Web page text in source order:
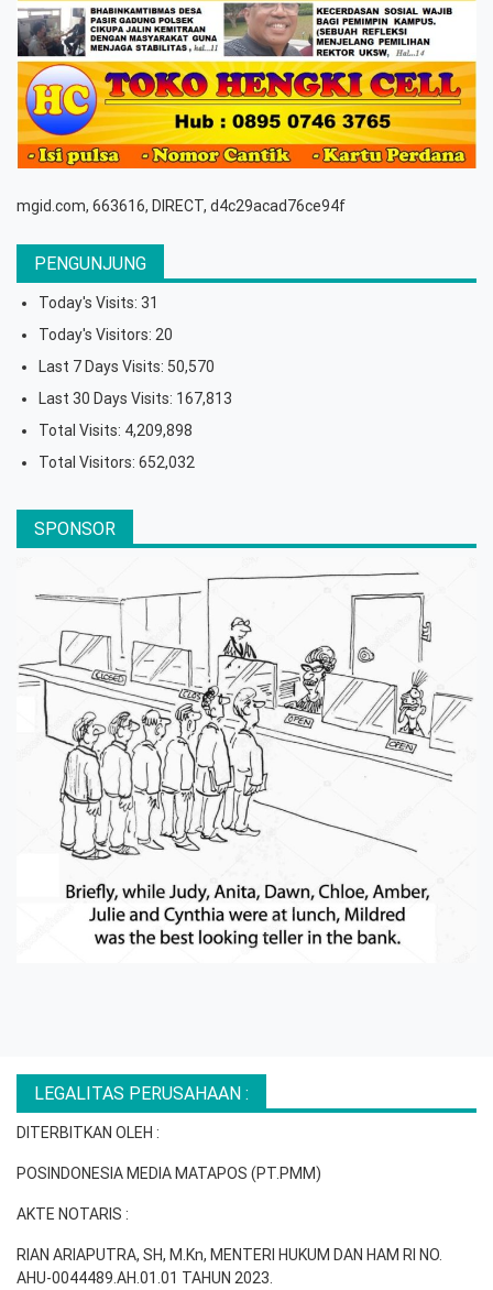
mgid.com, 663616, DIRECT, d4c29acad76ce94f
PENGUNJUNG
Today's Visits: 31
Today's Visitors: 20
Last 7 Days Visits: 50,570
Last 30 Days Visits: 167,813
Total Visits: 4,209,898
Total Visitors: 652,032
SPONSOR
LEGALITAS PERUSAHAAN :
DITERBITKAN OLEH :
POSINDONESIA MEDIA MATAPOS (PT.PMM)
AKTE NOTARIS :
RIAN ARIAPUTRA, SH, M.Kn, MENTERI HUKUM DAN HAM RI NO.
AHU-0044489.AH.01.01 TAHUN 2023.